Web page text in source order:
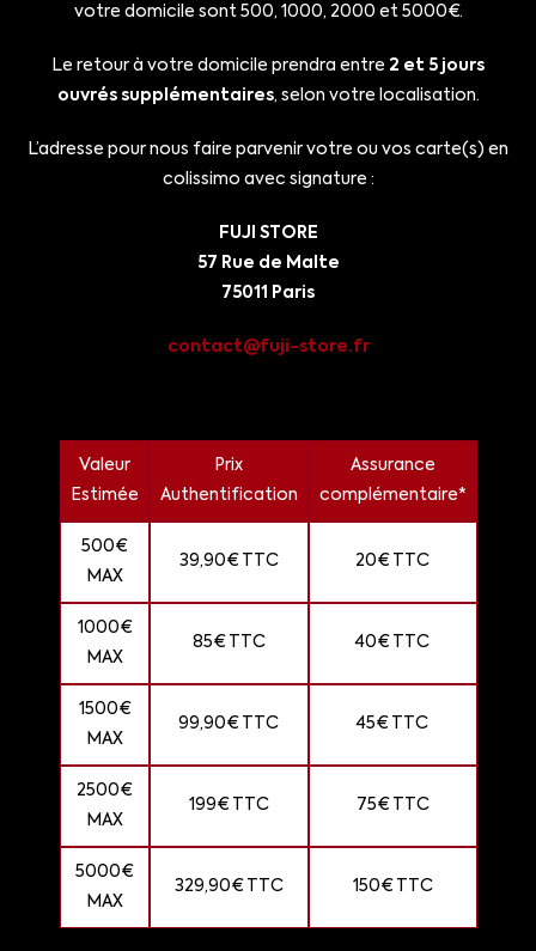
votre domicile sont 500, 1000, 2000 et 5000€.
Le retour à votre domicile prendra entre 2 et 5 jours
ouvrés supplémentaires, selon votre localisation.
L’adresse pour nous faire parvenir votre ou vos carte(s) en
colissimo avec signature :
FUJI STORE
57 Rue de Malte
75011 Paris
contact@fuji-store.fr
Valeur
Estimée
Prix
Authentification
Assurance
complémentaire*
500€
MAX
39,90€ TTC 20€ TTC
1000€
MAX
85€ TTC 40€ TTC
1500€
MAX
99,90€ TTC 45€ TTC
2500€
MAX
199€ TTC 75€ TTC
5000€
MAX
329,90€ TTC 150€ TTC